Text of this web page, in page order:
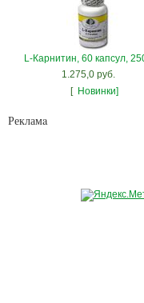
L-Карнитин, 60 капсул,
1.275,0 руб.
[ Новинки]
Рекламa